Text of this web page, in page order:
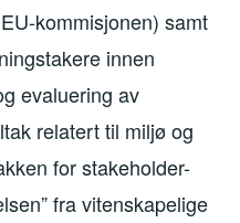
kommisjonen) samt
innen
evaluering av
relatert til miljø og
for stakeholder-
fra vitenskapelige